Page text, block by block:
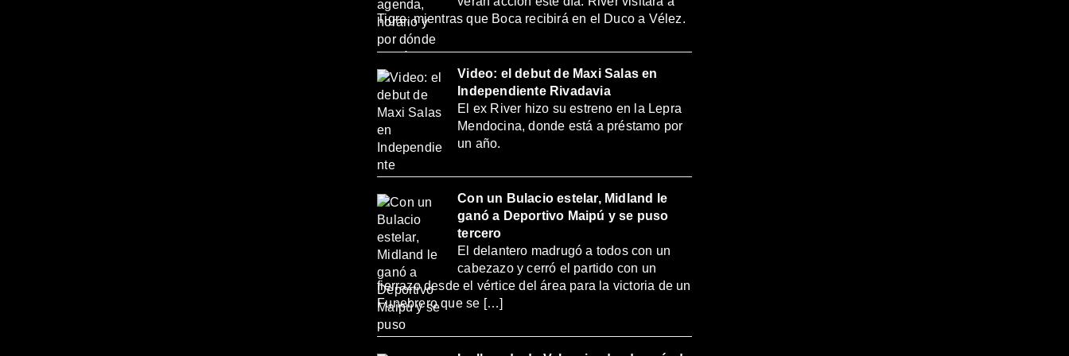
Tigre, mientras que Boca recibirá en el Duco a Vélez.
Video: el debut de Maxi Salas en
Independiente Rivadavia
El ex River hizo su estreno en la Lepra
Mendocina, donde está a préstamo por
un año.
Con un Bulacio estelar, Midland le
ganó a Deportivo Maipú y se puso
tercero
El delantero madrugó a todos con un
cabezazo y cerró el partido con un
fierrazo desde el vértice del área para la victoria de un
Funebrero que se […]